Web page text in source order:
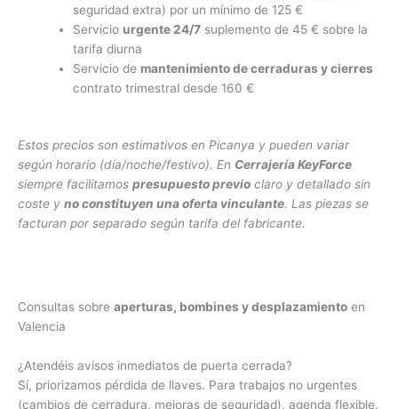
seguridad extra) por un mínimo de 125 €
Servicio urgente 24/7suplemento de 45 € sobre la
tarifa diurna
Servicio de mantenimiento de cerraduras y cierres
contrato trimestral desde 160 €
Estos precios son estimativos en Picanya y pueden variar
según horario (día/noche/festivo). En Cerrajería KeyForce
siempre facilitamos presupuesto previo claro y detallado sin
coste y no constituyen una oferta vinculante. Las piezas se
facturan por separado según tarifa del fabricante.
Consultas sobre aperturas, bombines y desplazamiento en
Valencia
¿Atendéis avisos inmediatos de puerta cerrada?
Sí, priorizamos pérdida de llaves. Para trabajos no urgentes
(cambios de cerradura, mejoras de seguridad), agenda flexible.